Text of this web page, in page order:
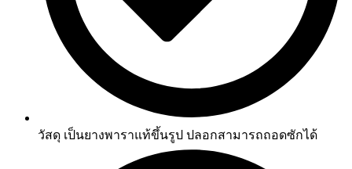
วัสดุ เป็นยางพาราแท้ขึ้นรูป ปลอกสามารถถอดซักได้